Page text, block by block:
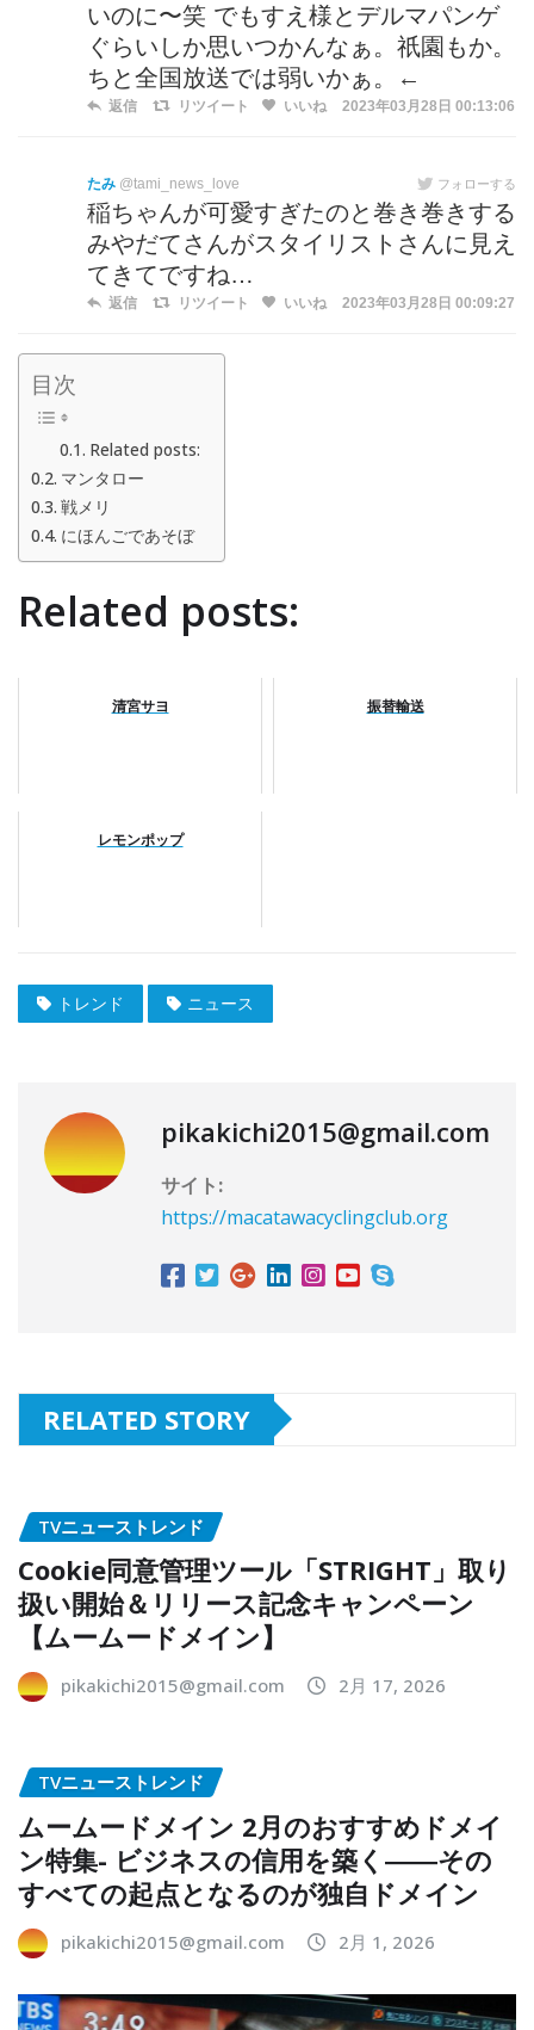
いのに〜笑 でもすえ様とデルマパンゲ
ぐらいしか思いつかんなぁ。祇園もか。
ちと全国放送では弱いかぁ。←
返信 リツイート いいね 2023年03月28日 00:13:06
たみ @tami_news_love フォローする
稲ちゃんが可愛すぎたのと巻き巻きする
みやだてさんがスタイリストさんに見え
てきてですね…
返信 リツイート いいね 2023年03月28日 00:09:27
目次
Related posts:
マンタロー
戦メリ
にほんごであそぼ
Related posts:
清宮サヨ 振替輸送
レモンポップ
トレンド ニュース
pikakichi2015@gmail.com
サイト:
https://macatawacyclingclub.org
RELATED STORY
TVニューストレンド
Cookie同意管理ツール「STRIGHT」取り
扱い開始＆リリース記念キャンペーン
【ムームードメイン】
pikakichi2015@gmail.com 2月 17, 2026
TVニューストレンド
ムームードメイン 2月のおすすめドメイ
ン特集- ビジネスの信用を築く――その
すべての起点となるのが独自ドメイン
pikakichi2015@gmail.com 2月 1, 2026